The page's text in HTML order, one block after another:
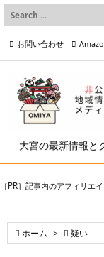
大宮の最新情報と
お問い合わせ
プライバシーポリシー等
［PR］記事内のアフィリエ
 ホーム >  疑い